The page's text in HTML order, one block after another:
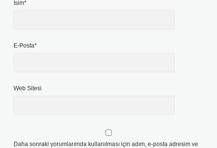
İsim*
E-Posta*
Web Sitesi
Daha sonraki yorumlarımda kullanılması için adım, e-posta adresim ve